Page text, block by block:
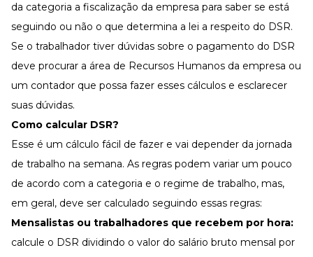
da categoria a fiscalização da empresa para saber se está
seguindo ou não o que determina a lei a respeito do DSR.
Se o trabalhador tiver dúvidas sobre o pagamento do DSR
deve procurar a área de Recursos Humanos da empresa ou
um contador que possa fazer esses cálculos e esclarecer
suas dúvidas.
Como calcular DSR?
Esse é um cálculo fácil de fazer e vai depender da jornada
de trabalho na semana. As regras podem variar um pouco
de acordo com a categoria e o regime de trabalho, mas,
em geral, deve ser calculado seguindo essas regras:
Mensalistas ou trabalhadores que recebem por hora:
calcule o DSR dividindo o valor do salário bruto mensal por